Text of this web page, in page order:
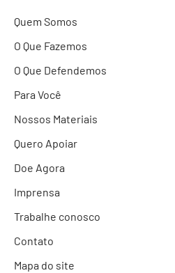
Parcerias com Empresas
Quem Somos
O Que Fazemos
O Que Defendemos
Para Você
Nossos Materiais
Quero Apoiar
Doe Agora
Imprensa
Trabalhe conosco
Contato
Mapa do site